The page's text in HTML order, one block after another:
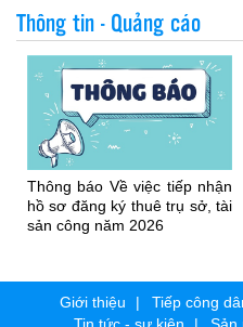
Thông tin - Quảng cáo
Thông báo Về việc tiếp nhận
hồ sơ đăng ký thuê trụ sở, tài
sản công năm 2026
Giới thiệu Tiếp công
Tin tức - sự kiện
Sản